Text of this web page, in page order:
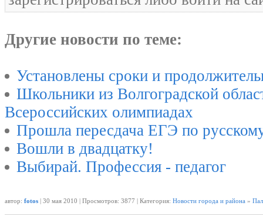
Другие новости по теме:
Установлены сроки и
Школьники из Волгоградской
Всероссийских олимпиадах
Прошла пересдача ЕГЭ по
Вошли в двадцатку!
Выбирай. Профессия - педагог
автор: fotos | 30 мая 2010 | Просмотров: 3877 | Категория: Новости города и района »